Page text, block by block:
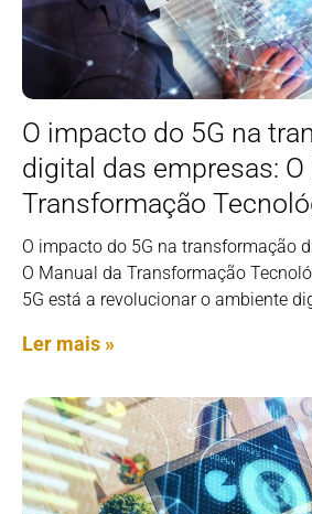
O impacto do 5G na
digital das empresas:
Transformação
O impacto do 5G na transformação
O Manual da Transformação
5G está a revolucionar o ambiente
Ler mais »